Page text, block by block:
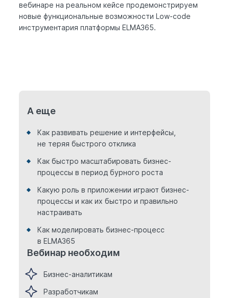
вебинаре на реальном кейсе продемонстрируем
новые функциональные возможности Low-code
инструментария платформы ELMA365.
А еще
Как развивать решение и интерфейсы,
не теряя быстрого отклика
Как быстро масштабировать бизнес-
процессы в период бурного роста
Какую роль в приложении играют бизнес-
процессы и как их быстро и правильно
настраивать
Как моделировать бизнес-процесс
в ELMA365
Вебинар необходим
Бизнес-аналитикам
Разработчикам